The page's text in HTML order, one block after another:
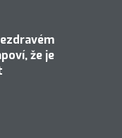
že je